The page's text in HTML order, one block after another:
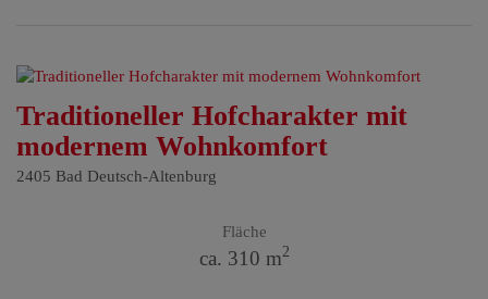
Traditioneller Hofcharakter mit
modernem Wohnkomfort
2405 Bad Deutsch-Altenburg
Fläche
ca. 310 m2